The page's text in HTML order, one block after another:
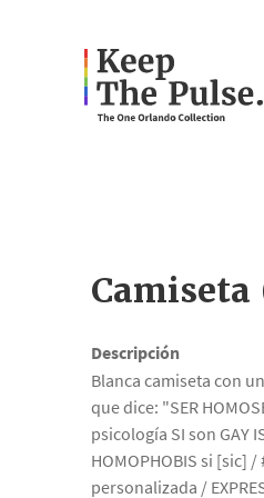
Camiseta
Descripción
Blanca camiseta con
que dice: "SER
psicología SI son GAY
HOMOPHOBIS si [sic]
personalizada /